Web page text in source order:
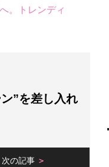
。トレンディ
”を差し入れ
次の記事